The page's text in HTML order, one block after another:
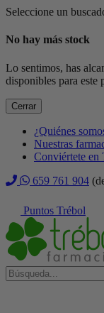
Seleccione un
No hay más stock
Lo sentimos, has
disponibles para este
Cerrar
¿Quiénes
Nuestras
Conviértete en
659 761 904
Puntos Trébol